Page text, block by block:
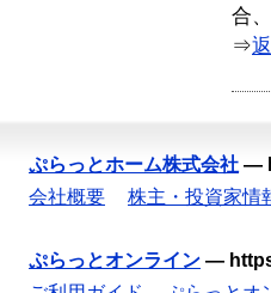
合
⇒
ぷらっとホーム株式会社 —
会社概要
株主・投資家情
ぷらっとオンライン —